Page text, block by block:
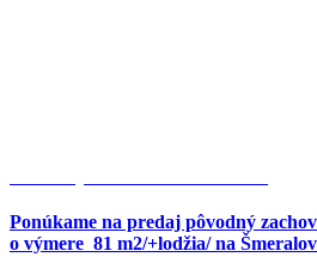
Ponúkame na predaj pôvodný
o výmere 81 m2/+lodžia/ na